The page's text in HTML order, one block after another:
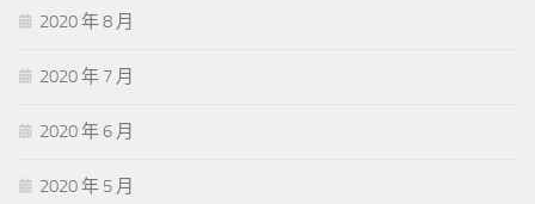
2020 年 8 月
2020 年 7 月
2020 年 6 月
2020 年 5 月